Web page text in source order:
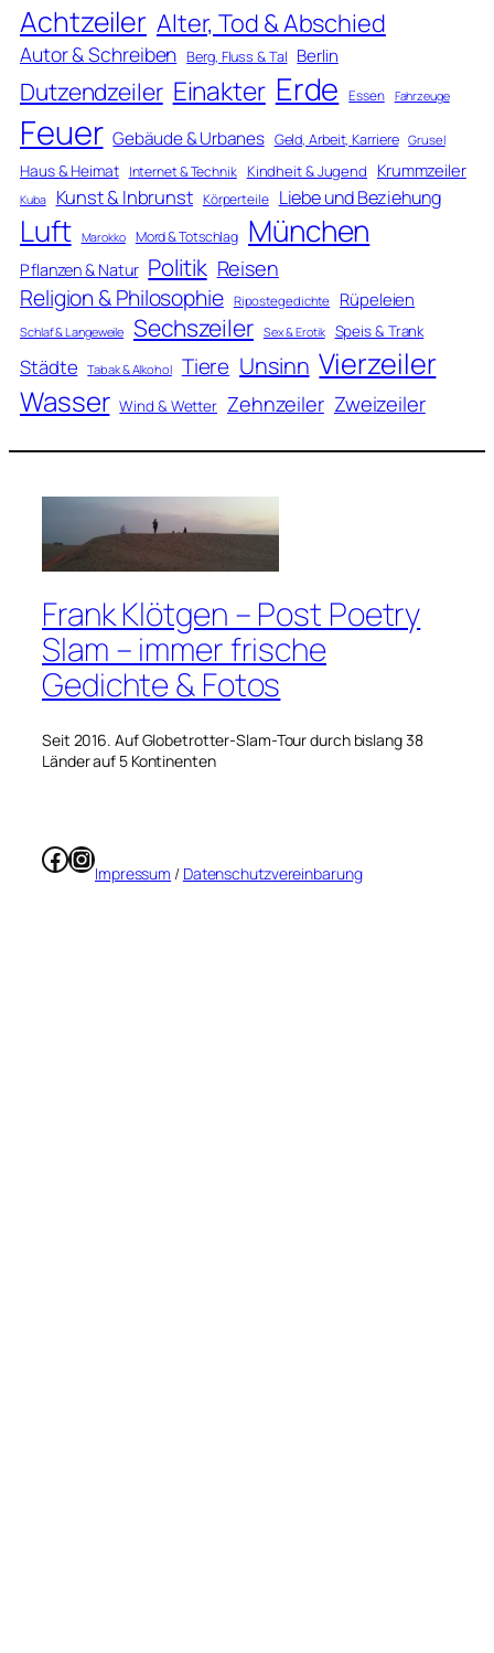
Achtzeiler Alter, Tod & Abschied
Autor & Schreiben Berg, Fluss & Tal Berlin
Dutzendzeiler Einakter Erde Essen Fahrzeuge
Feuer Gebäude & Urbanes Geld, Arbeit, Karriere Grusel
Haus & Heimat Internet & Technik Kindheit & Jugend Krummzeiler
Kuba Kunst & Inbrunst Körperteile Liebe und Beziehung
Luft Marokko Mord & Totschlag München
Pflanzen & Natur Politik Reisen
Religion & Philosophie Ripostegedichte Rüpeleien
Schlaf & Langeweile Sechszeiler Sex & Erotik Speis & Trank
Städte Tabak & Alkohol Tiere Unsinn Vierzeiler
Wasser Wind & Wetter Zehnzeiler Zweizeiler
Frank Klötgen – Post Poetry
Slam – immer frische
Gedichte & Fotos
Seit 2016. Auf Globetrotter-Slam-Tour durch bislang 38
Länder auf 5 Kontinenten
Facebook
Instagram
Impressum / Datenschutzvereinbarung